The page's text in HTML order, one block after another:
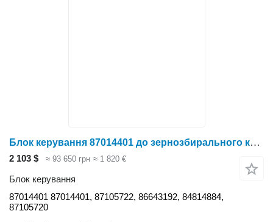
Блок керування 87014401 до зернозбирального комбайна Case IH 8010, 8120, 8230
2 103 $ ≈ 93 650 грн ≈ 1 820 €
Блок керування
87014401 87014401, 87105722, 86643192, 84814884,
87105720